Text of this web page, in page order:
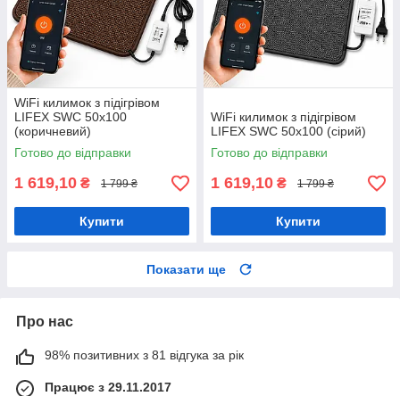
WiFi килимок з підігрівом
LIFEX SWC 50х100
(коричневий)
Готово до відправки
1 619,10 ₴ 1 799 ₴
Купити
WiFi килимок з підігрівом
LIFEX SWC 50х100 (сірий)
Готово до відправки
1 619,10 ₴ 1 799 ₴
Купити
Показати ще
Про нас
98% позитивних з 81 відгука за рік
Працює з 29.11.2017